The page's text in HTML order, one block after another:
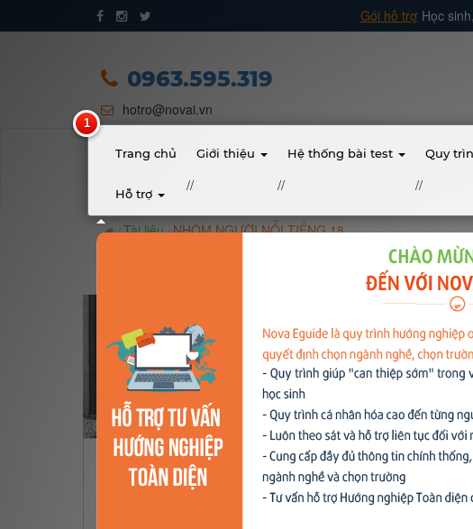
Trang chủ
Giới thiệu
Quy trình hướng nghiệp
Khóa học
Nhóm ngành nghề
Gương sáng học sinh - người nổi tiếng
Xu hướng ngành nghề
Gói hỗ trợ Học
0963.595.319
hotro@novai.vn
Trang chủ
//
Giới thiệu
//
Hệ thống bài test
//
Quy
Hỗ trợ
Tài liệu NHÓM NGƯỜI NỔI TIẾNG 18
Giới thiệu về "Huyền thoại hoạt
hình" Walt Disney
Giới thiệu về
Montessori